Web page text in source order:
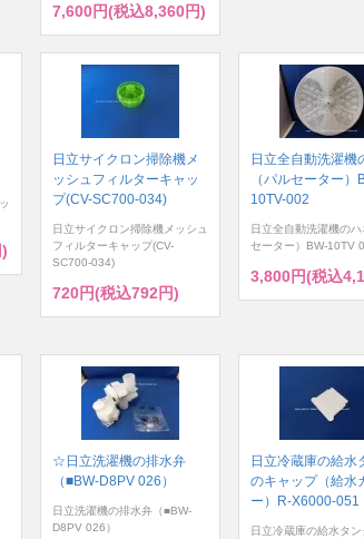
7,600円(税込8,360円)
日立サイクロン掃除機メ
ッシュフィルターキャッ
プ(CV-SC700-034)
日立サイクロン掃除機メッシュ
フィルターキャップ(CV-
SC700-034)
720円(税込792円)
日立全自動洗濯機
（パルセーター）
10TV-002
日立全自動洗濯機の
セーター）BW-10TV
3,800円(税込
☆日立洗濯機の排水弁
（■BW-D8PV 026）
日立洗濯機の排水弁（■BW-
D8PV 026）
日立冷蔵庫の給水
のキャップ（給水
ー）R-X6000-051
日立冷蔵庫の給水タン